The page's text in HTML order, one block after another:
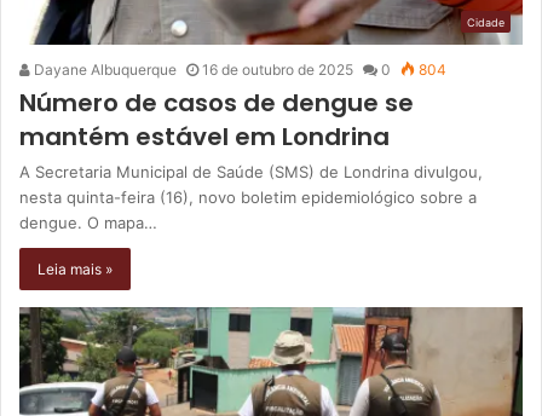
Cidade
Dayane Albuquerque 16 de outubro de 2025 0 804
Número de casos de dengue se
mantém estável em Londrina
A Secretaria Municipal de Saúde (SMS) de Londrina divulgou,
nesta quinta-feira (16), novo boletim epidemiológico sobre a
dengue. O mapa…
Leia mais »